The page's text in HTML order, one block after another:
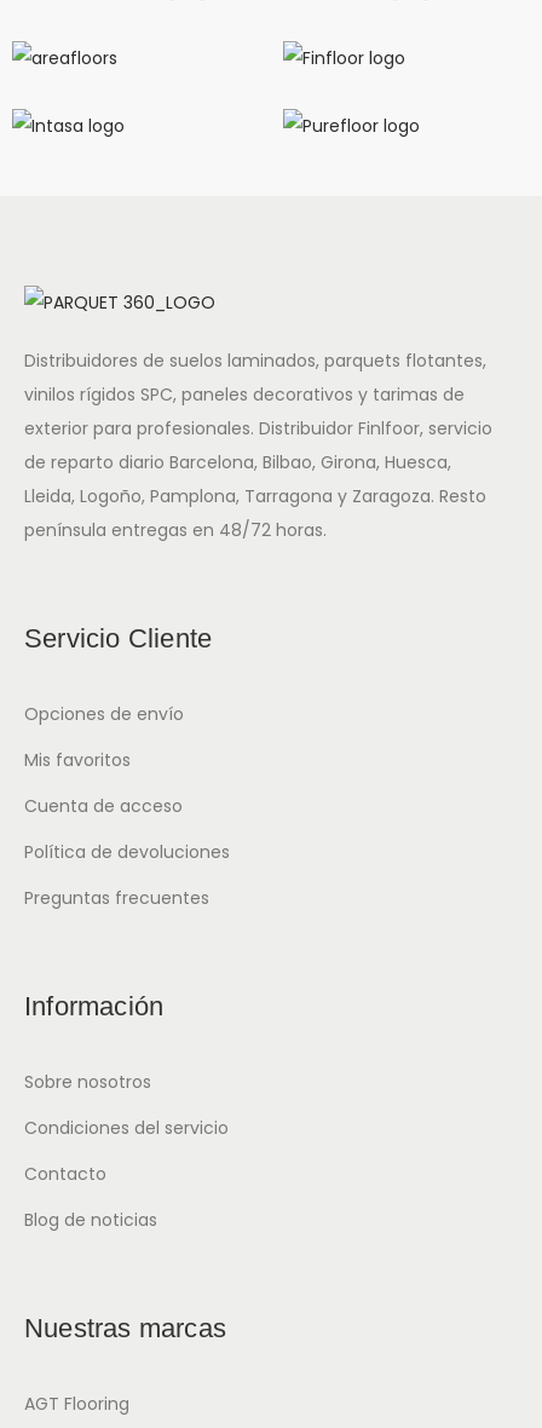
Distribuidores de suelos laminados, parquets flotantes,
vinilos rígidos SPC, paneles decorativos y tarimas de
exterior para profesionales. Distribuidor Finlfoor, servicio
de reparto diario Barcelona, Bilbao, Girona, Huesca,
Lleida, Logoño, Pamplona, Tarragona y Zaragoza. Resto
península entregas en 48/72 horas.
Servicio Cliente
Opciones de envío
Mis favoritos
Cuenta de acceso
Política de devoluciones
Preguntas frecuentes
Información
Sobre nosotros
Condiciones del servicio
Contacto
Blog de noticias
Nuestras marcas
AGT Flooring